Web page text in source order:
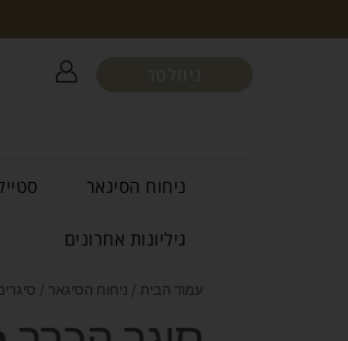
ניחוח הסיגאר
גיליונות אחרונים
עמוד הבית / ניחוח הסיגאר /